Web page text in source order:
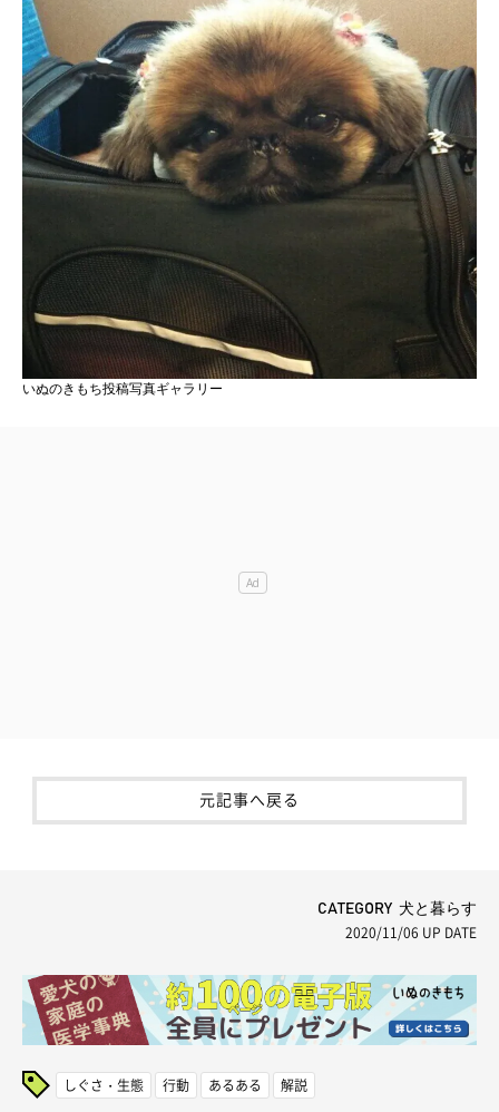
いぬのきもち投稿写真ギャラリー
元記事へ戻る
CATEGORY 犬と暮らす
2020/11/06 UP DATE
しぐさ・生態 行動 あるある 解説